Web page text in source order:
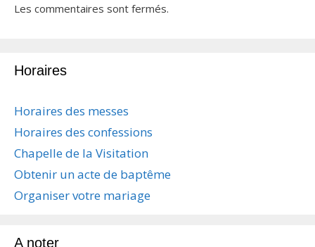
Les commentaires sont fermés.
Horaires
Horaires des messes
Horaires des confessions
Chapelle de la Visitation
Obtenir un acte de baptême
Organiser votre mariage
A noter